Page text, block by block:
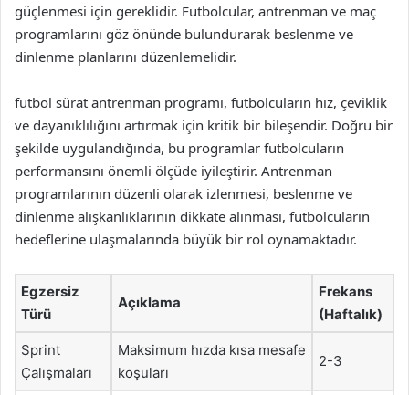
güçlenmesi için gereklidir. Futbolcular, antrenman ve maç
programlarını göz önünde bulundurarak beslenme ve
dinlenme planlarını düzenlemelidir.
futbol sürat antrenman programı, futbolcuların hız, çeviklik
ve dayanıklılığını artırmak için kritik bir bileşendir. Doğru bir
şekilde uygulandığında, bu programlar futbolcuların
performansını önemli ölçüde iyileştirir. Antrenman
programlarının düzenli olarak izlenmesi, beslenme ve
dinlenme alışkanlıklarının dikkate alınması, futbolcuların
hedeflerine ulaşmalarında büyük bir rol oynamaktadır.
Egzersiz
Türü
Açıklama
Frekans
(Haftalık)
Sprint
Çalışmaları
Maksimum hızda kısa mesafe
koşuları
2-3